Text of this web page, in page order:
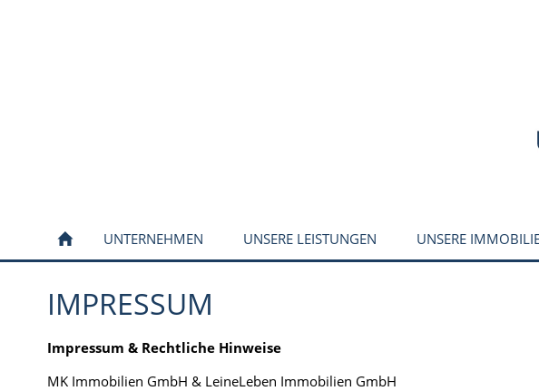
UNTERNEHMEN UNSERE LEISTUNGEN UNSERE
IMPRESSUM
Impressum & Rechtliche Hinweise
MK Immobilien GmbH & LeineLeben Immobilien GmbH